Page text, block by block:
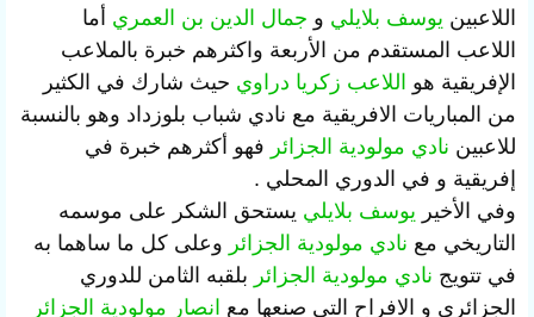
اللاعبين يوسف بلايلي و جمال الدين بن العمري أما
اللاعب المستقدم من الأربعة واكثرهم خبرة بالملاعب
الإفريقية هو اللاعب زكريا دراوي حيث شارك في الكثير
من المباريات الافريقية مع نادي شباب بلوزداد وهو بالنسبة
للاعبين نادي مولودية الجزائر فهو أكثرهم خبرة في
إفريقية و في الدوري المحلي .
وفي الأخير يوسف بلايلي يستحق الشكر على موسمه
التاريخي مع نادي مولودية الجزائر وعلى كل ما ساهما به
في تتويج نادي مولودية الجزائر بلقبه الثامن للدوري
الجزائري و الافراح التي صنعها مع انصار مولودية الجزائر